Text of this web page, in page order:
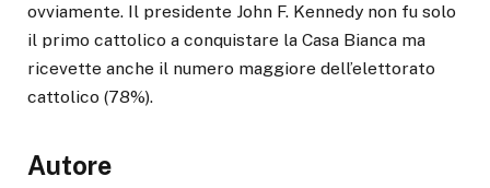
ovviamente. Il presidente John F. Kennedy non fu solo
il primo cattolico a conquistare la Casa Bianca ma
ricevette anche il numero maggiore dell’elettorato
cattolico (78%).
Autore